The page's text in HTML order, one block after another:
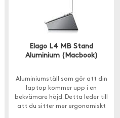
Elago L4 MB Stand
Aluminium (Macbook)
Aluminiumställ som gör att din
laptop kommer upp i en
bekvämare höjd. Detta leder till
att du sitter mer ergonomiskt